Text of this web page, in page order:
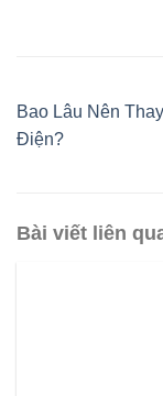
Bao Lâu Nên
Điện?
Bài viết liên